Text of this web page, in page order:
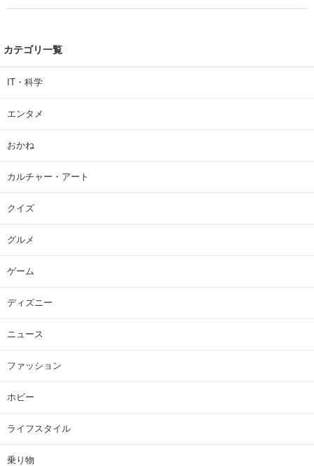
カテゴリ一覧
IT・科学
エンタメ
おかね
カルチャー・アート
クイズ
グルメ
ゲーム
ディズニー
ニュース
ファッション
ホビー
ライフスタイル
乗り物